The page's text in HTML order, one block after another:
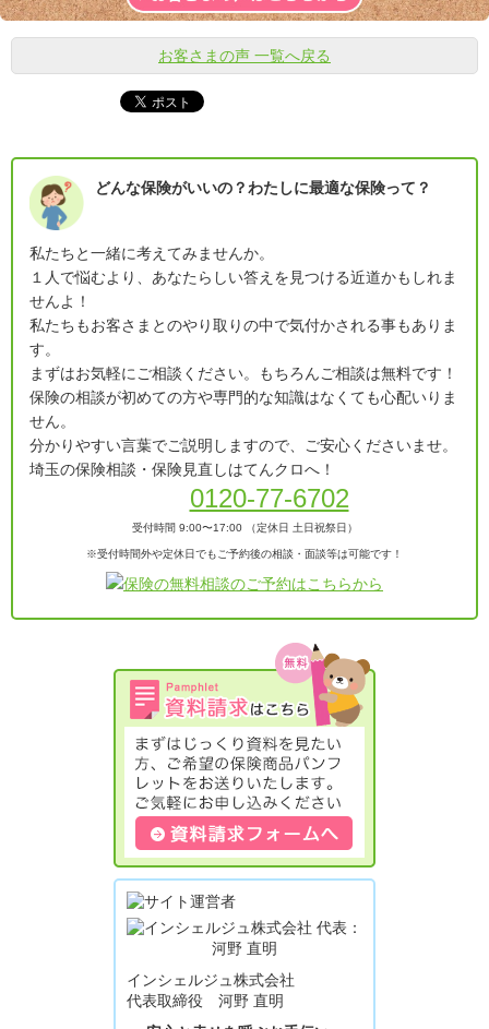
お客さまの声 一覧へ戻る
どんな保険がいいの？わたしに最適な保険って？
私たちと一緒に考えてみませんか。
１人で悩むより、あなたらしい答えを見つける近道かもしれま
せんよ！
私たちもお客さまとのやり取りの中で気付かされる事もありま
す。
まずはお気軽にご相談ください。もちろんご相談は無料です！
保険の相談が初めての方や専門的な知識はなくても心配いりま
せん。
分かりやすい言葉でご説明しますので、ご安心くださいませ。
埼玉の保険相談・保険見直しはてんクロへ！
0120-77-6702
受付時間 9:00〜17:00 （定休日 土日祝祭日）
※受付時間外や定休日でもご予約後の相談・面談等は可能です！
インシェルジュ株式会社
代表取締役 河野 直明